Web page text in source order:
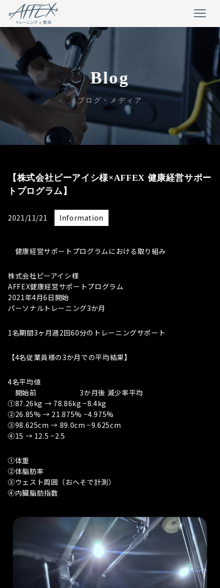
Blog
ブログ・メディア
【株式会社ピーアイシ様×AFFEX 健康経営サポー
トプログラム】
2021/11/21 Information
健康経営サポートプログラムにおける取り組み
株式会社ピーアイシ様
AFFEX健康経営サポートプログラム
2021年4月6日開始
パーソナルトレーニング3か月
1名期間3ヶ月週2回60分のトレーニングサポート
【4名従業員様の3か月での平均結果】
4名平均値
開始前 3か月後 減少率平均
①87.26kg → 78.86kg −8.4kg
②26.85% → 21.875% −4.975%
③98.625cm → 89.0cm −9.625cm
④15 → 12.5 −2.5
①体重
②体脂肪率
③ウェスト周囲（おへそで計測）
④内臓脂肪指数